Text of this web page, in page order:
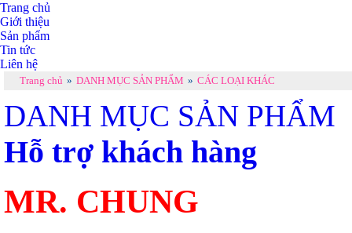
Trang chủ
Giới thiệu
Sản phẩm
Tin tức
Liên hệ
Trang chủ » DANH MỤC SẢN PHẨM » CÁC LOẠI KHÁC
DANH MỤC SẢN PHẨM
Hỗ trợ khách hàng
MR. CHUNG